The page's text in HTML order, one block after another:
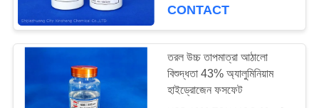
গুণমান
আমাদের
CONTACT
তরল উচ্চ তাপমাত্রা আঠালো
বিশুদ্ধতা 43% অ্যালুমিনিয়াম
হাইড্রোজেন ফসফেট